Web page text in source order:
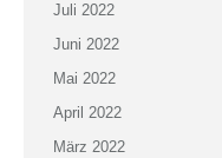
Juli 2022
Juni 2022
Mai 2022
April 2022
März 2022